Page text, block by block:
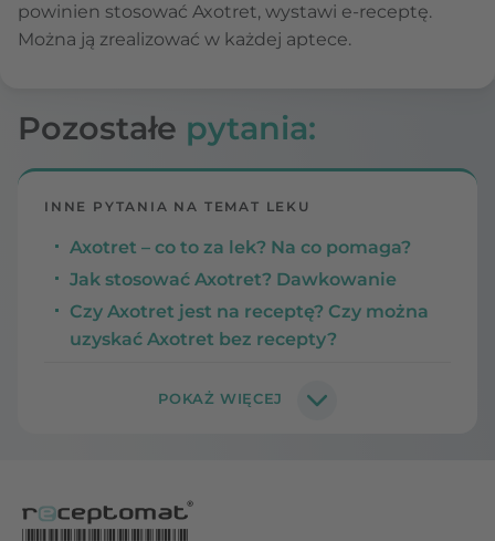
powinien stosować Axotret, wystawi e-receptę.
Można ją zrealizować w każdej aptece.
Pozostałe pytania:
INNE PYTANIA NA TEMAT LEKU
Axotret – co to za lek? Na co pomaga?
Jak stosować Axotret? Dawkowanie
Czy Axotret jest na receptę? Czy można
uzyskać Axotret bez recepty?